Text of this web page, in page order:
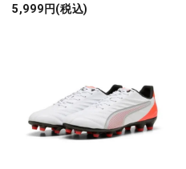
5,999円(税込)